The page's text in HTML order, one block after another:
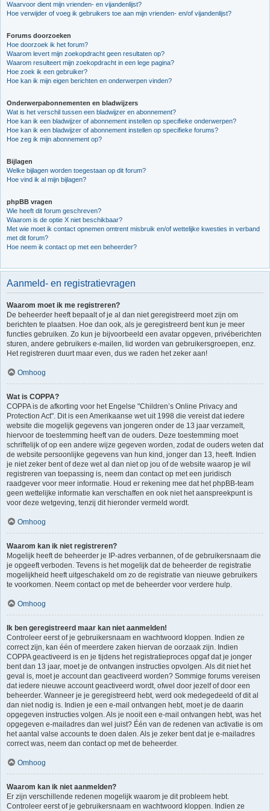
Waarvoor dient mijn vrienden- en vijandenlijst?
Hoe verwijder of voeg ik gebruikers toe aan mijn vrienden- en/of vijandenlijst?
Forums doorzoeken
Hoe doorzoek ik het forum?
Waarom levert mijn zoekopdracht geen resultaten op?
Waarom resulteert mijn zoekopdracht in een lege pagina?
Hoe zoek ik een gebruiker?
Hoe kan ik mijn eigen berichten en onderwerpen vinden?
Onderwerpabonnementen en bladwijzers
Wat is het verschil tussen een bladwijzer en abonnement?
Hoe kan ik een bladwijzer of abonnement instellen op specifieke onderwerpen?
Hoe kan ik een bladwijzer of abonnement instellen op specifieke forums?
Hoe zeg ik mijn abonnement op?
Bijlagen
Welke bijlagen worden toegestaan op dit forum?
Hoe vind ik al mijn bijlagen?
phpBB vragen
Wie heeft dit forum geschreven?
Waarom is de optie X niet beschikbaar?
Met wie moet ik contact opnemen omtrent misbruik en/of wettelijke kwesties in verband
met dit forum?
Hoe neem ik contact op met een beheerder?
Aanmeld- en registratievragen
Waarom moet ik me registreren?
De beheerder heeft bepaalt of je al dan niet geregistreerd moet zijn om
berichten te plaatsen. Hoe dan ook, als je geregistreerd bent kun je meer
functies gebruiken. Zo kun je bijvoorbeeld een avatar opgeven, privéberichten
sturen, andere gebruikers e-mailen, lid worden van gebruikersgroepen, enz.
Het registreren duurt maar even, dus we raden het zeker aan!
Omhoog
Wat is COPPA?
COPPA is de afkorting voor het Engelse "Children’s Online Privacy and
Protection Act". Dit is een Amerikaanse wet uit 1998 die vereist dat iedere
website die mogelijk gegevens van jongeren onder de 13 jaar verzamelt,
hiervoor de toestemming heeft van de ouders. Deze toestemming moet
schriftelijk of op een andere wijze gegeven worden, zodat de ouders weten dat
de website persoonlijke gegevens van hun kind, jonger dan 13, heeft. Indien
je niet zeker bent of deze wet al dan niet op jou of de website waarop je wil
registreren van toepassing is, neem dan contact op met een juridisch
raadgever voor meer informatie. Houd er rekening mee dat het phpBB-team
geen wettelijke informatie kan verschaffen en ook niet het aanspreekpunt is
voor deze wetgeving, tenzij dit hieronder vermeld wordt.
Omhoog
Waarom kan ik niet registreren?
Mogelijk heeft de beheerder je IP-adres verbannen, of de gebruikersnaam die
je opgeeft verboden. Tevens is het mogelijk dat de beheerder de registratie
mogelijkheid heeft uitgeschakeld om zo de registratie van nieuwe gebruikers
te voorkomen. Neem contact op met de beheerder voor verdere hulp.
Omhoog
Ik ben geregistreerd maar kan niet aanmelden!
Controleer eerst of je gebruikersnaam en wachtwoord kloppen. Indien ze
correct zijn, kan één of meerdere zaken hiervan de oorzaak zijn. Indien
COPPA geactiveerd is en je tijdens het registratieproces opgaf dat je jonger
bent dan 13 jaar, moet je de ontvangen instructies opvolgen. Als dit niet het
geval is, moet je account dan geactiveerd worden? Sommige forums vereisen
dat iedere nieuwe account geactiveerd wordt, ofwel door jezelf of door een
beheerder. Wanneer je je geregistreerd hebt, werd ook medegedeeld of dit al
dan niet nodig is. Indien je een e-mail ontvangen hebt, moet je de daarin
opgegeven instructies volgen. Als je nooit een e-mail ontvangen hebt, was het
opgegeven e-mailadres dan wel juist? Één van de redenen van activatie is om
het aantal valse accounts te doen dalen. Als je zeker bent dat je e-mailadres
correct was, neem dan contact op met de beheerder.
Omhoog
Waarom kan ik niet aanmelden?
Er zijn verschillende redenen mogelijk waarom je dit probleem hebt.
Controleer eerst of je gebruikersnaam en wachtwoord kloppen. Indien ze